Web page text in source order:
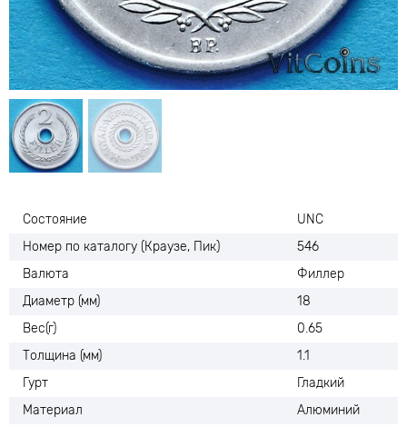
Состояние
UNC
Номер по каталогу (Краузе, Пик)
546
Валюта
Филлер
Диаметр (мм)
18
Вес(г)
0.65
Толщина (мм)
1.1
Гурт
Гладкий
Материал
Алюминий